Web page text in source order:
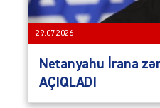
29.07.2026
Netanyahu İrana
AÇIQLADI